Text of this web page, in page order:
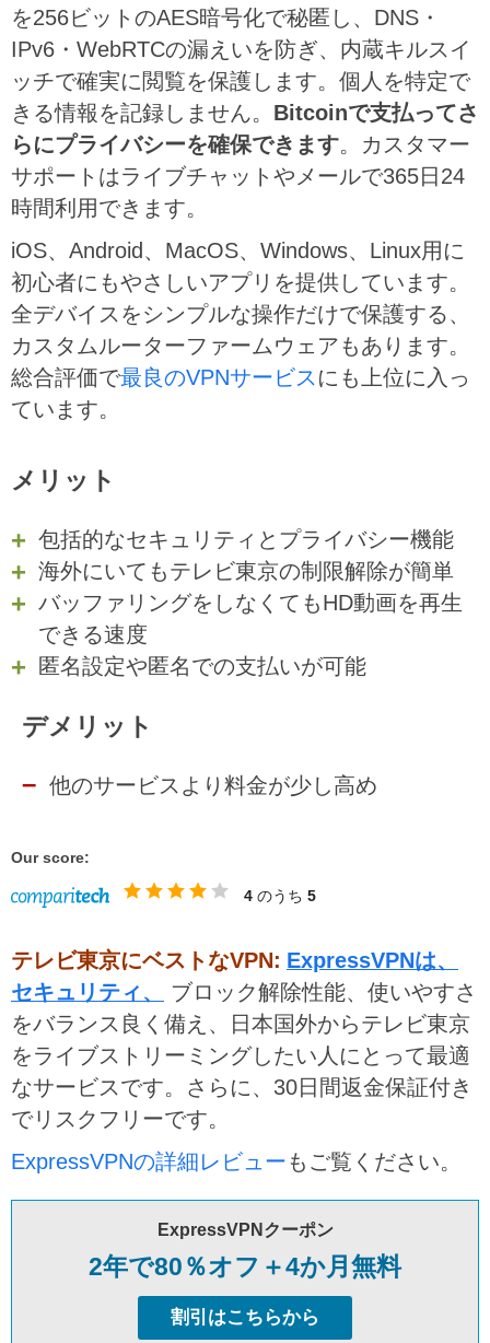
を256ビットのAES暗号化で秘匿し、DNS・
IPv6・WebRTCの漏えいを防ぎ、内蔵キルスイ
ッチで確実に閲覧を保護します。個人を特定で
きる情報を記録しません。 Bitcoinで支払ってさ
らにプライバシーを確保できます。カスタマー
サポートはライブチャットやメールで365日24
時間利用できます。
iOS、Android、MacOS、Windows、Linux用に
初心者にもやさしいアプリを提供しています。
全デバイスをシンプルな操作だけで保護する、
カスタムルーターファームウェアもあります。
総合評価で最良のVPNサービス にも上位に入っ
ています。
メリット
包括的なセキュリティとプライバシー機能
海外にいてもテレビ東京の制限解除が簡単
バッファリングをしなくてもHD動画を再生
できる速度
匿名設定や匿名での支払いが可能
デメリット
他のサービスより料金が少し高め
Our score:
4 のうち 5
テレビ東京にベストなVPN: ExpressVPNは、
セキュリティ、
ブロック解除性能、使いやすさ
をバランス良く備え、日本国外からテレビ東京
をライブストリーミングしたい人にとって最適
なサービスです。さらに、30日間返金保証付き
でリスクフリーです。
ExpressVPNの詳細レビューもご覧ください。
ExpressVPNクーポン
2年で80％オフ＋4か月無料
割引はこちらから